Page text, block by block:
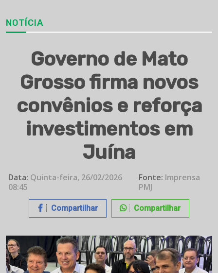
NOTÍCIA
Governo de Mato
Grosso firma novos
convênios e reforça
investimentos em
Juína
Data: Quinta-feira, 26/02/2026
08:45
Fonte: Imprensa
PMJ
Compartilhar Compartilhar